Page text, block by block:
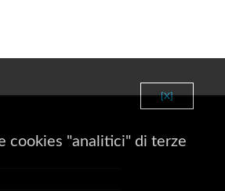
[X]
cookies "analitici" di terze